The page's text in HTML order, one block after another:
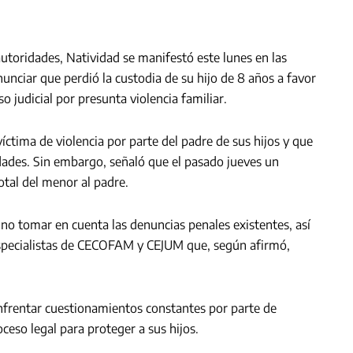
Natividad se manifestó este lunes en las
que perdió la custodia de su hijo de 8 años a favor
judicial por presunta violencia familiar.
de violencia por parte del padre de sus hijos y que
Sin embargo, señaló que el pasado jueves un
del menor al padre.
tomar en cuenta las denuncias penales existentes, así
de CECOFAM y CEJUM que, según afirmó,
cuestionamientos constantes por parte de
legal para proteger a sus hijos.